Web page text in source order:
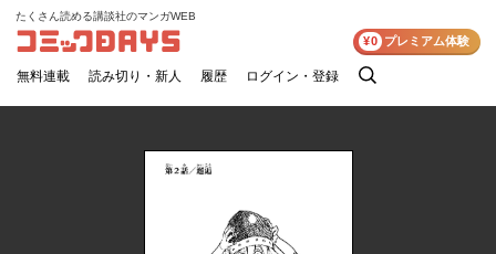
コミックDAYS
たくさん読める講談社のマンガWEB
無料連載 読み切り・新人 履歴 ログイン・登録
検
¥0 プレミアム体験